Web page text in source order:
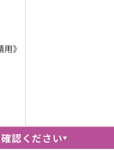
》
認ください▼